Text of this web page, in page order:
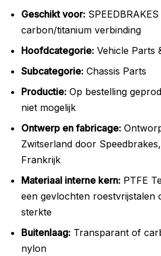
Geschikt voor:
carbon/titanium verbinding
Hoofdcategorie:Vehicle Parts
Subcategorie:Chassis Parts
Productie:Op bestelling
niet mogelijk
Ontwerp en fabricage:
Zwitserland door
Frankrijk
Materiaal interne kern:PTFE
een gevlochten roestvrijstalen
sterkte
Buitenlaag:Transparant of
nylon